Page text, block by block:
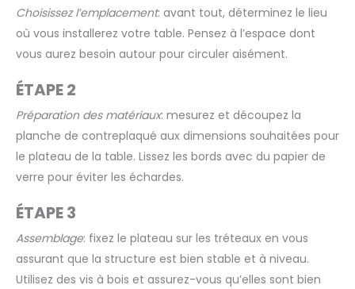
Choisissez l’emplacement: avant tout, déterminez le lieu
où vous installerez votre table. Pensez à l’espace dont
vous aurez besoin autour pour circuler aisément.
ÉTAPE 2
Préparation des matériaux: mesurez et découpez la
planche de contreplaqué aux dimensions souhaitées pour
le plateau de la table. Lissez les bords avec du papier de
verre pour éviter les échardes.
ÉTAPE 3
Assemblage: fixez le plateau sur les tréteaux en vous
assurant que la structure est bien stable et à niveau.
Utilisez des vis à bois et assurez-vous qu’elles sont bien